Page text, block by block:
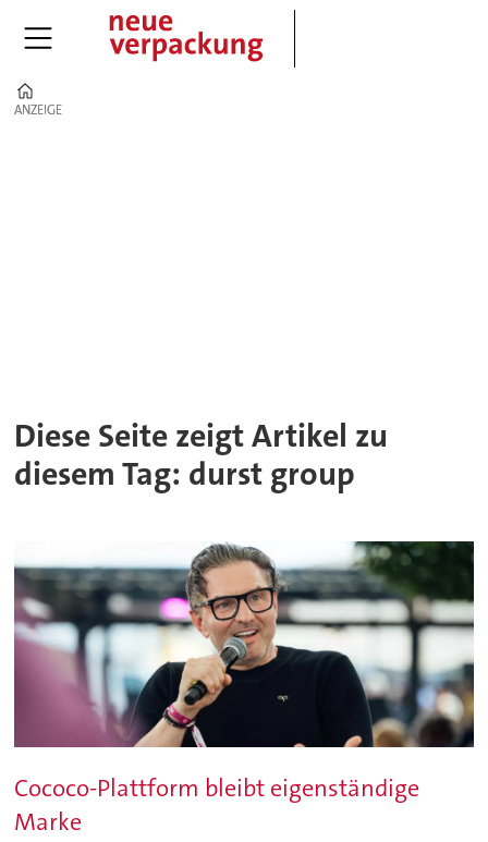
ANZEIGE
ANZEIGE
Diese Seite zeigt Artikel zu
diesem Tag: durst group
Cococo-Plattform bleibt eigenständige
Marke